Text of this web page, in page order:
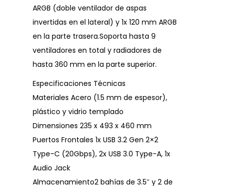
ARGB (doble ventilador de aspas
invertidas en el lateral) y 1x 120 mm ARGB
en la parte trasera.Soporta hasta 9
ventiladores en total y radiadores de
hasta 360 mm en la parte superior.
Especificaciones Técnicas
Materiales Acero (1.5 mm de espesor),
plástico y vidrio templado
Dimensiones 235 x 493 x 460 mm
Puertos Frontales 1x USB 3.2 Gen 2×2
Type-C (20Gbps), 2x USB 3.0 Type-A, 1x
Audio Jack
Almacenamiento2 bahías de 3.5″ y 2 de